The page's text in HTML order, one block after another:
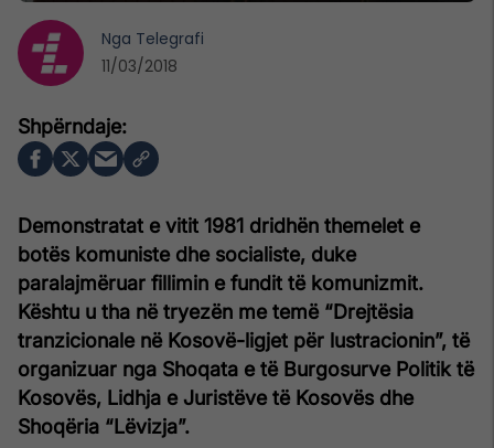
Demonstratat e vitit 1981 dridhën themelet e
botës komuniste dhe socialiste, duke
paralajmëruar fillimin e fundit të komunizmit.
Kështu u tha në tryezën me temë “Drejtësia
tranzicionale në Kosovë-ligjet për lustracionin”, të
organizuar nga Shoqata e të Burgosurve Politik të
Kosovës, Lidhja e Juristëve të Kosovës dhe
Shoqëria “Lëvizja”.
Nga Telegrafi
11/03/2018